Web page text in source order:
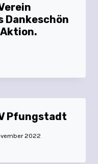
Dankeschön
Pfungstadt
2022